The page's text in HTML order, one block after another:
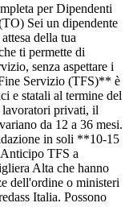
per Dipendenti
Sei un dipendente
della tua
ti permette di
senza aspettare i
Servizio (TFS)** è
e statali al termine del
privati, il
da 12 a 36 mesi.
in soli **10-15
TFS a
Alta che hanno
dell'ordine o ministeri
Italia. Possono